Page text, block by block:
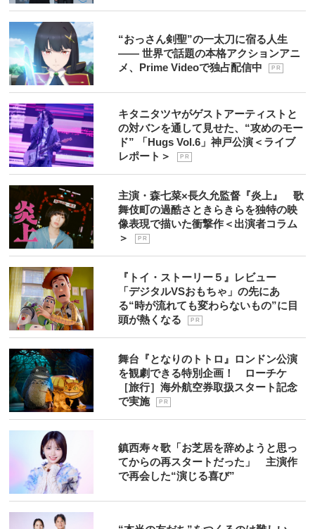
“おっさん剣聖”の一太刀に宿る人生
―― 世界で話題の本格アクションアニ
メ、Prime Videoで独占配信中
P R
キタニタツヤがゲストアーティストと
の対バンを通して見せた、“攻めのモー
ド” 「Hugs Vol.6」神戸公演＜ライブ
レポート＞
P R
主演・森七菜×長久允監督『炎上』 歌
舞伎町の過酷さときらきらを独特の映
像表現で描いた衝撃作＜出演者コラム
＞
P R
『トイ・ストーリー５』レビュー
「デジタルVSおもちゃ」の先にあ
る“時が流れても変わらないもの”に目
頭が熱くなる
P R
舞台『となりのトトロ』ロンドン公演
を観劇できる特別企画！ ローチケ
［旅行］海外航空券取扱スタート記念
で実施
P R
鎮西寿々歌「お芝居を辞めようと思っ
てからの再スタートだった」 主演作
で再会した“演じる喜び”